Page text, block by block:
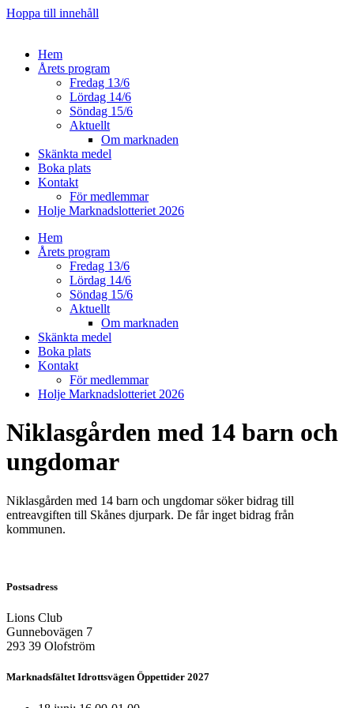
Hoppa till innehåll
Hem
Årets program
Fredag 13/6
Lördag 14/6
Söndag 15/6
Aktuellt
Om marknaden
Skänkta medel
Boka plats
Kontakt
För medlemmar
Holje Marknadslotteriet 2026
Hem
Årets program
Fredag 13/6
Lördag 14/6
Söndag 15/6
Aktuellt
Om marknaden
Skänkta medel
Boka plats
Kontakt
För medlemmar
Holje Marknadslotteriet 2026
Niklasgården med 14 barn och
ungdomar
Niklasgården med 14 barn och ungdomar söker bidrag till
entreavgiften till Skånes djurpark. De får inget bidrag från
kommunen.
Postsadress
Lions Club
Gunnebovägen 7
293 39 Olofström
Marknadsfältet Idrottsvägen Öppettider 2027